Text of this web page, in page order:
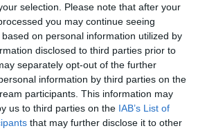
selection. Please note that after your
you may continue seeing
on personal information utilized by
disclosed to third parties prior to
separately opt-out of the further
information by third parties on the
participants. This information may
us to third parties on the IAB’s List of
that may further disclose it to other
utáni részletekről